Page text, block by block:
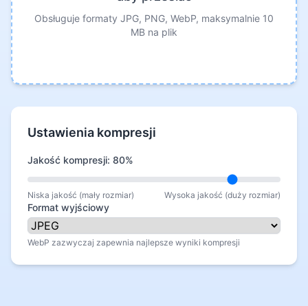
Obsługuje formaty JPG, PNG, WebP, maksymalnie 10
MB na plik
Ustawienia kompresji
Jakość kompresji: 80%
Niska jakość (mały rozmiar) Wysoka jakość (duży rozmiar)
Format wyjściowy
WebP zazwyczaj zapewnia najlepsze wyniki kompresji